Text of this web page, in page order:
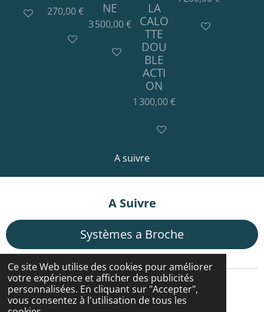
Ce site Web utilise des cookies pour améliorer
votre expérience et afficher des publicités
personnalisées. En cliquant sur "Accepter",
vous consentez à l'utilisation de tous les
Ajouter au panier
270,00 €
Ajouter au panier
NE
3 500,00 €
Ajouter au panier
LA
CALO
TTE
DOU
BLE
ACTI
ON
1 300,00 €
Ajouter au panier
Ajouter au
A suivre
A Suivre
Systèmes a Broche
Cgv